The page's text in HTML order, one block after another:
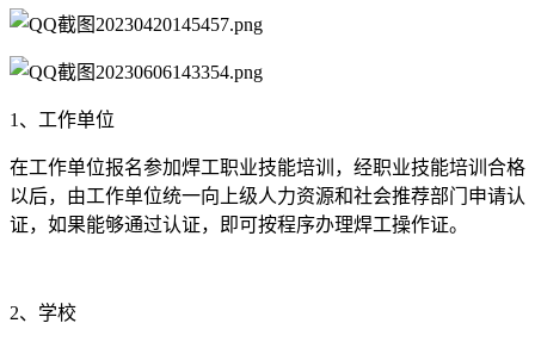
1、工作单位
在工作单位报名参加焊工职业技能培训，经职业技能培训合格
以后，由工作单位统一向上级人力资源和社会推荐部门申请认
证，如果能够通过认证，即可按程序办理焊工操作证。
2、学校